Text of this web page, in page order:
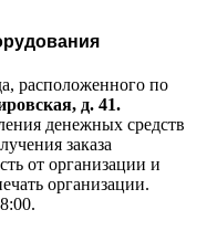
расположенного по
д. 41.
денежных средств
заказа
от организации и
организации.